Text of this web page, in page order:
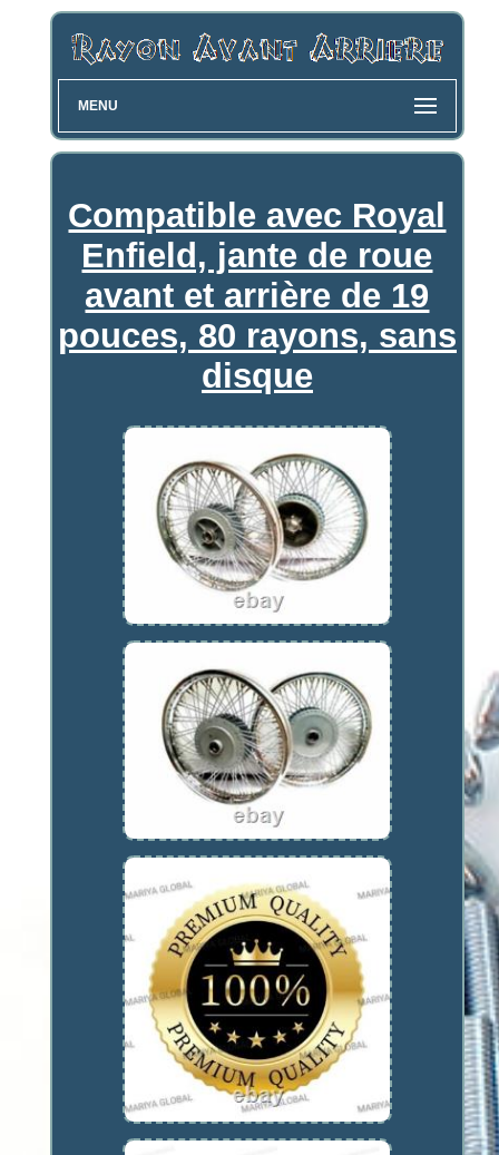
MENU
Compatible avec Royal
Enfield, jante de roue
avant et arrière de 19
pouces, 80 rayons, sans
disque